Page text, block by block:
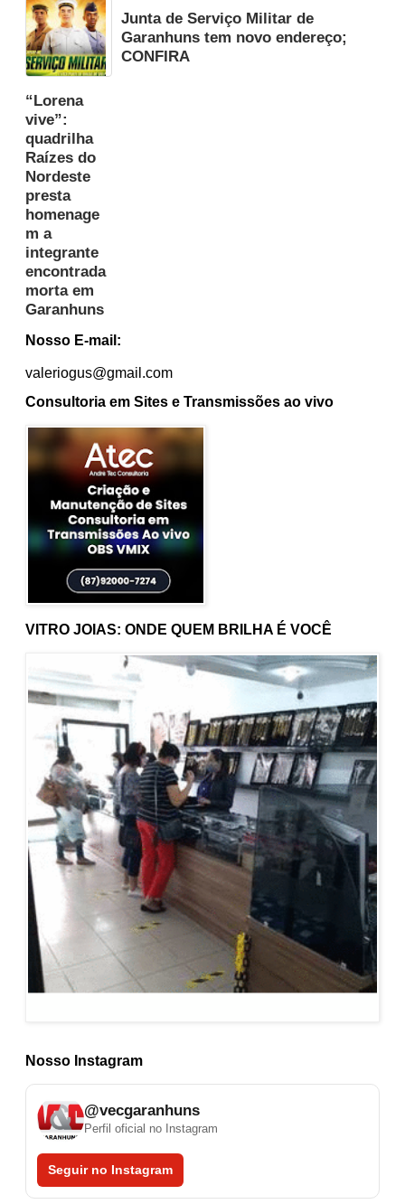
Nosso Instagram
@vecgaranhuns
Perfil oficial no Instagram
Seguir no Instagram
VITRO JOIAS: ONDE QUEM BRILHA É VOCÊ
Junta de Serviço Militar de
Garanhuns tem novo endereço;
CONFIRA
“Lorena
vive”:
quadrilha
Raízes do
Nordeste
presta
homenage
m a
integrante
encontrada
morta em
Garanhuns
Nosso E-mail:
valeriogus@gmail.com
Consultoria em Sites e Transmissões ao vivo